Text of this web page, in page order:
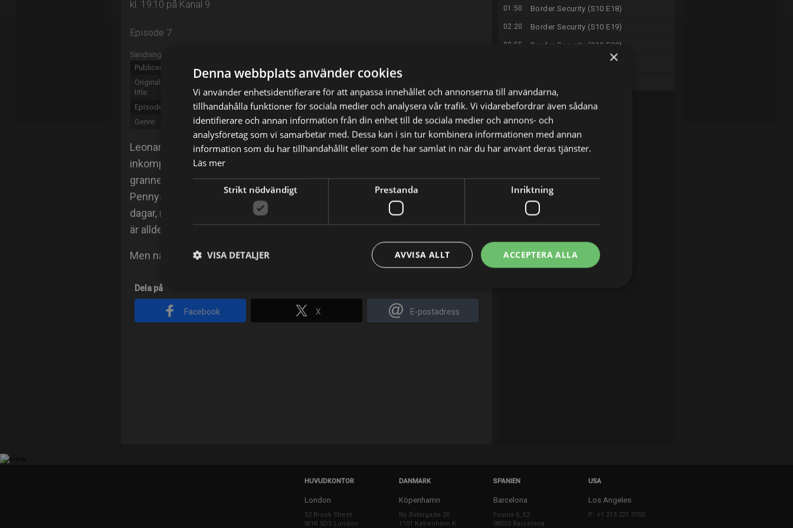
kl. 19:10 på Kanal 9
Episode 7
Sändningsinformation
Publicerad:
Original
title:
The Big Bang Theory
Episode:
The Dumpling Paradox
Genre:
Komedi
Leonard och Sheldon är briljanta fysiker – genier i labbet men socialt
inkompetenta överallt annars. Då kommer den vackra och gatusmarta
grannen Penny in i bilden och försöker lära dem ett och annat om livet. Idag:
Pennys väninna Christy kommer från Omaha och ska bo hos Penny några
dagar, men då smiter Penny över till killarna eftersom hon tycker att Christy
är alldeles för lösaktig.
Men när Howard får veta det vill han genast lära känna Christy närmare.
Dela på
Facebook X E-postadress
01:50 Border Security (S10 E18)
02:20 Border Security (S10 E19)
02:55 Border Security (S10 E20)
HUVUDKONTOR
London
52 Brook Street
W1K 5DS London
DANMARK
Köpenhamn
Ny Østergade 20
1101 København K
SPANIEN
Barcelona
Fusina 6, E2
08003 Barcelona
USA
Los Angeles
P: +1 213 221 3700
×
Denna webbplats använder cookies
Vi använder enhetsidentifierare för att anpassa innehållet och annonserna till användarna,
tillhandahålla funktioner för sociala medier och analysera vår trafik. Vi vidarebefordrar även sådana
identifierare och annan information från din enhet till de sociala medier och annons- och
analysföretag som vi samarbetar med. Dessa kan i sin tur kombinera informationen med annan
information som du har tillhandahållit eller som de har samlat in när du har använt deras tjänster.
Läs mer
Strikt nödvändigt Prestanda Inriktning
ACCEPTERA ALLA
AVVISA ALLT
VISA DETALJER